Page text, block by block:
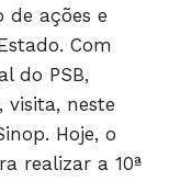
de ações e
Com
do PSB,
visita, neste
Hoje, o
realizar a 10ª